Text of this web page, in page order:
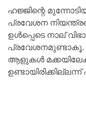
ഹജ്ജിന്റെ
പ്രവേശന
ഉൾപ്പെടെ നാല്
ആളുകൾ